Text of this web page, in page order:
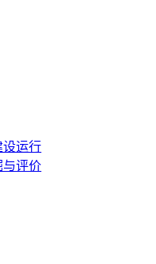
设运行
与评价